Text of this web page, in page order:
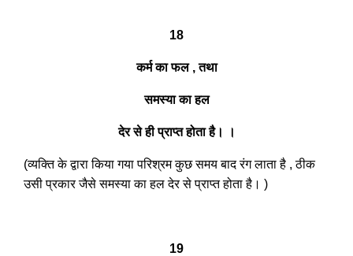
18
कर्म का फल , तथा
समस्या का हल
देर से ही प्राप्त होता है। ।
(व्यक्ति के द्वारा किया गया परिश्रम कुछ समय बाद रंग लाता है , ठीक
उसी प्रकार जैसे समस्या का हल देर से प्राप्त होता है। )
19